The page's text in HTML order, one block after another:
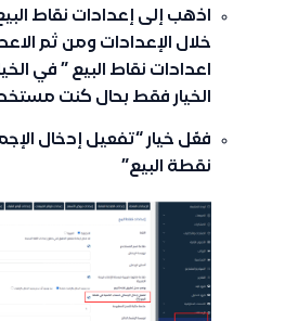
اذهب إلى إعدادات نقاط
خلال الإعدادات ومن ثم
اعدادات نقاط البيع ” في
الخيار فقط بحال كنت
فعّل خيار “تفعيل إدخال
نقطة البيع”